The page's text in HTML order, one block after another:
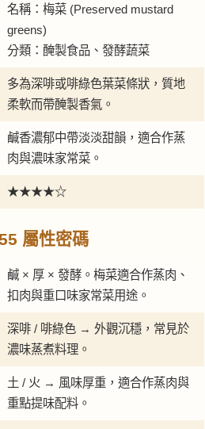
名稱：梅菜 (Preserved mustard
greens)
分類：醃製食品、發酵蔬菜
多為深啡或啡綠色葉菜條狀，質地
柔軟而帶醃製香氣。
鹹香濃郁中帶淡淡甜韻，適合作蒸
肉與濃味家常菜。
★★★★☆
屬性密碼
鹹 × 厚 × 發酵。梅菜適合作蒸肉、
扣肉與重口味家常菜用途。
深啡 / 啡綠色 → 外觀沉穩，常見於
濃味蒸煮料理。
土 / 火 → 風味厚重，適合作蒸肉與
重點提味配料。